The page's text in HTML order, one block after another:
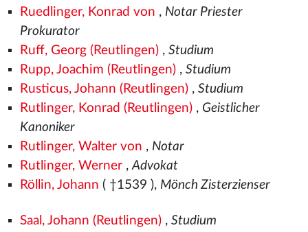
Ruedlinger, Konrad von , Notar Priester
Prokurator
Ruff, Georg (Reutlingen), Studium
Rupp, Joachim (Reutlingen), Studium
Rusticus, Johann (Reutlingen), Studium
Rutlinger, Konrad (Reutlingen), Geistlicher
Kanoniker
Rutlinger, Walter von , Notar
Rutlinger, Werner,Advokat
Röllin, Johann ( †1539 ), Mönch Zisterzienser
Saal, Johann (Reutlingen), Studium